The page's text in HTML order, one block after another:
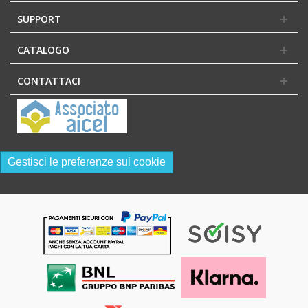
SUPPORT
CATALOGO
CONTATTACI
Gestisci le preferenze sui cookie